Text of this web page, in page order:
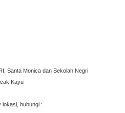
Santa Monica dan Sekolah Negri
Kayu
lokasi, hubungi :